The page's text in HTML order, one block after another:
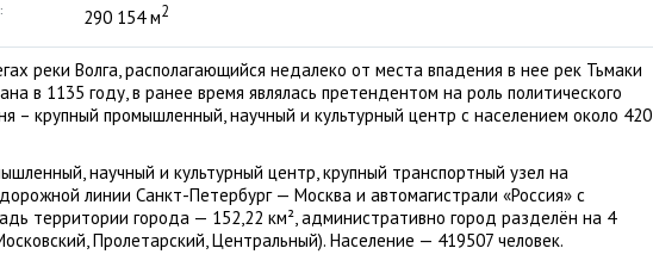
290 154 м2
реки Волга, располагающийся недалеко от места впадения в нее рек Тьмаки
в 1135 году, в ранее время являлась претендентом на роль политического
– крупный промышленный, научный и культурный центр с населением около 420
научный и культурный центр, крупный транспортный узел на
линии Санкт-Петербург — Москва и автомагистрали «Россия» с
территории города — 152,22 км², административно город разделён на 4
Пролетарский, Центральный). Население — 419507 человек.